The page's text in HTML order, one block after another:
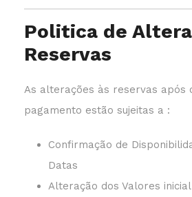
Politica de
Reservas
As alterações às reservas após
pagamento estão sujeitas a :
Confirmação de
Datas
Alteração dos Valores